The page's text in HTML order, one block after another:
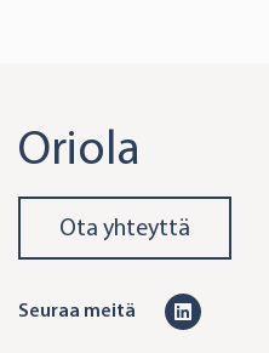
Oriola
Ota yhteyttä
Seuraa meitä